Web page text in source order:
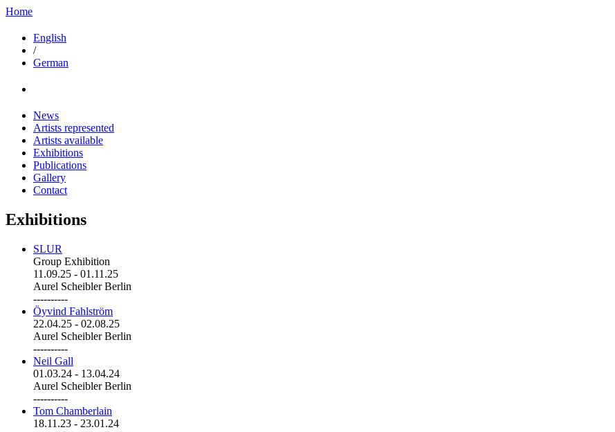
Home
English
/
German
News
Artists represented
Artists available
Exhibitions
Publications
Gallery
Contact
Exhibitions
SLUR
Group Exhibition
11.09.25 - 01.11.25
Aurel Scheibler Berlin
----------
Öyvind Fahlström
22.04.25 - 02.08.25
Aurel Scheibler Berlin
----------
Neil Gall
01.03.24 - 13.04.24
Aurel Scheibler Berlin
----------
Tom Chamberlain
18.11.23 - 23.01.24